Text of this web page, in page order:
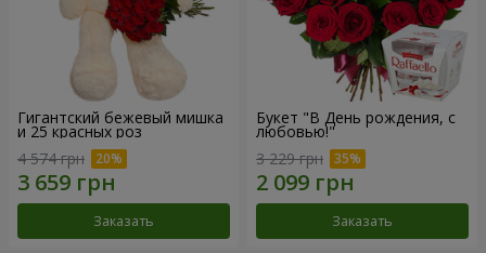
Гигантский бежевый мишка
и 25 красных роз
4 574 грн
Заказать
Букет "В День рождения, с
любовью!"
3 229 грн
Заказать